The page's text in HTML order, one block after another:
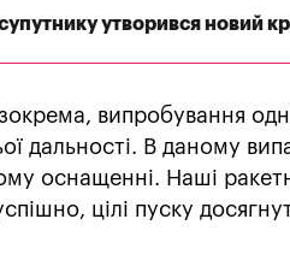
утворився новий
випробування
дальності. В даному
оснащенні. Наші
цілі пуску